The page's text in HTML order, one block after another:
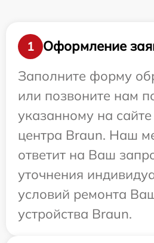
1
Оформление
Заполните форму
или позвоните нам
указанному на
центра Braun. Наш
ответит на Ваш
уточнения
условий ремонта
устройства Braun.